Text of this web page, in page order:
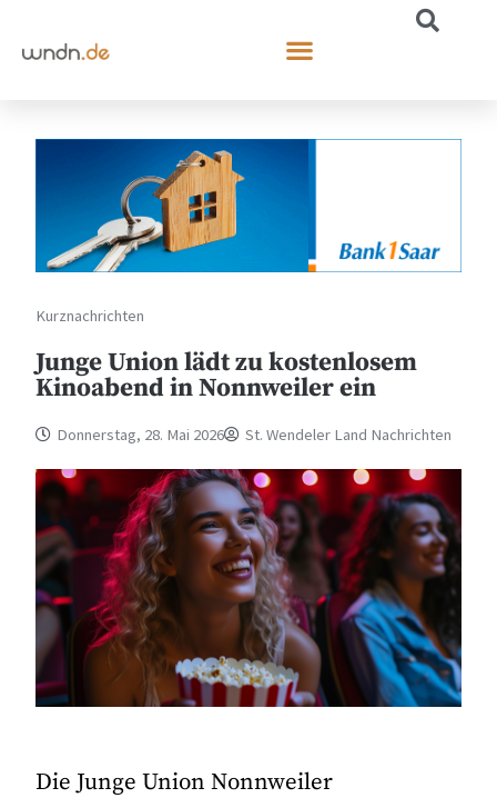
Kurznachrichten
Junge Union lädt zu kostenlosem
Kinoabend in Nonnweiler ein
Donnerstag, 28. Mai 2026 St. Wendeler Land Nachrichten
Die Junge Union Nonnweiler